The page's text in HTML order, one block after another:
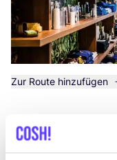
Zur Route hinzufügen